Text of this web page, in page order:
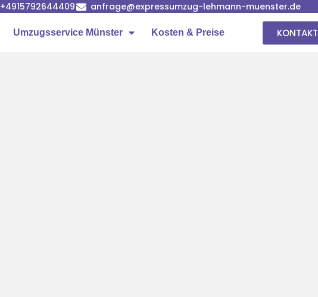
+4915792644409 anfrage@expressumzug-lehmann-muenster.de
Umzugsservice Münster Kosten & Preise KONTAKT